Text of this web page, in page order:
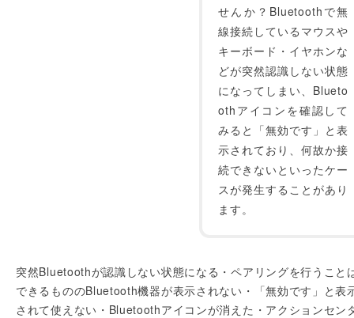
せんか？Bluetoothで無
線接続しているマウスや
キーボード・イヤホンな
どが突然認識しない状態
になってしまい、Blueto
othアイコンを確認して
みると「無効です」と表
示されており、何故か接
続できないといったケー
スが発生することがあり
ます。
突然Bluetoothが認識しない状態になる・ペアリングを行うこと
できるもののBluetooth機器が表示されない・「無効です」と表
されて使えない・Bluetoothアイコンが消えた・アクションセン